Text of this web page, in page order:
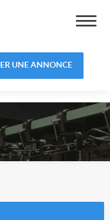
UNE ANNONCE